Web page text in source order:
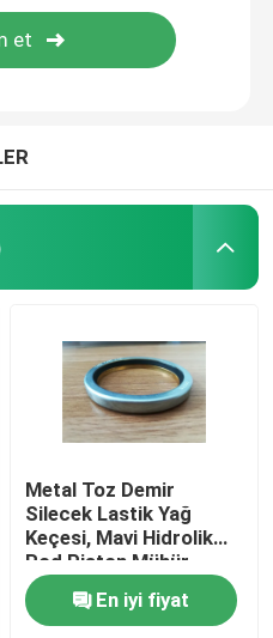
Makinesi
ve Bağlantı Elemanları
Metal Toz Demir
Silecek Lastik Yağ
Keçesi, Mavi Hidrolik
Rod Piston Mühür
En iyi fiyat